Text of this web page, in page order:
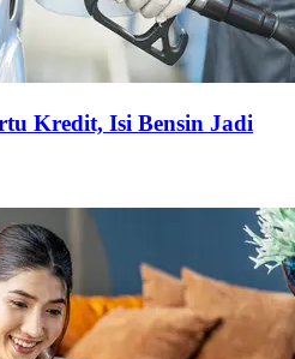
Kredit, Isi Bensin Jadi